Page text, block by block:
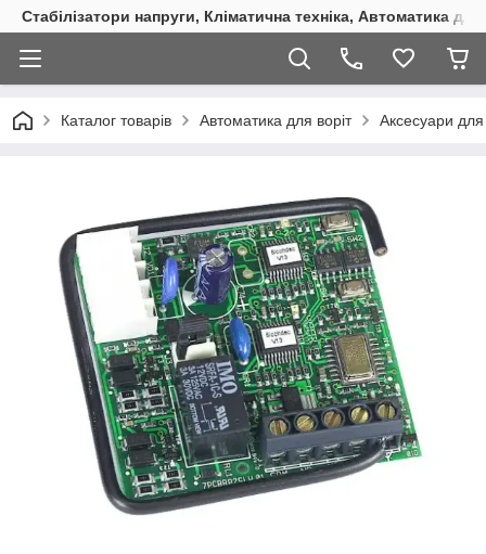
Стабілізатори напруги, Кліматична техніка, Автоматика
Каталог товарів Автоматика для воріт Аксесуари